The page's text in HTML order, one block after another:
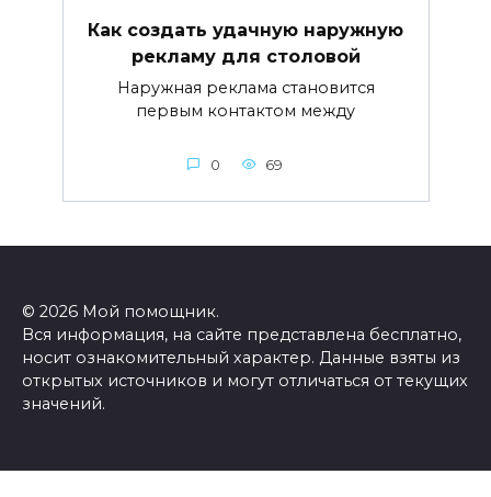
Как создать удачную наружную
рекламу для столовой
Наружная реклама становится
первым контактом между
0 69
© 2026 Мой помощник.
Вся информация, на сайте представлена бесплатно,
носит ознакомительный характер. Данные взяты из
открытых источников и могут отличаться от текущих
значений.